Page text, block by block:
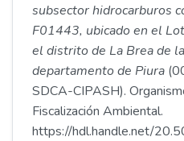
subsector hidrocarburos
F01443, ubicado en el
el distrito de La Brea de
departamento de Piura
SDCA-CIPASH).
Fiscalización Ambiental.
https://hdl.handle.net/